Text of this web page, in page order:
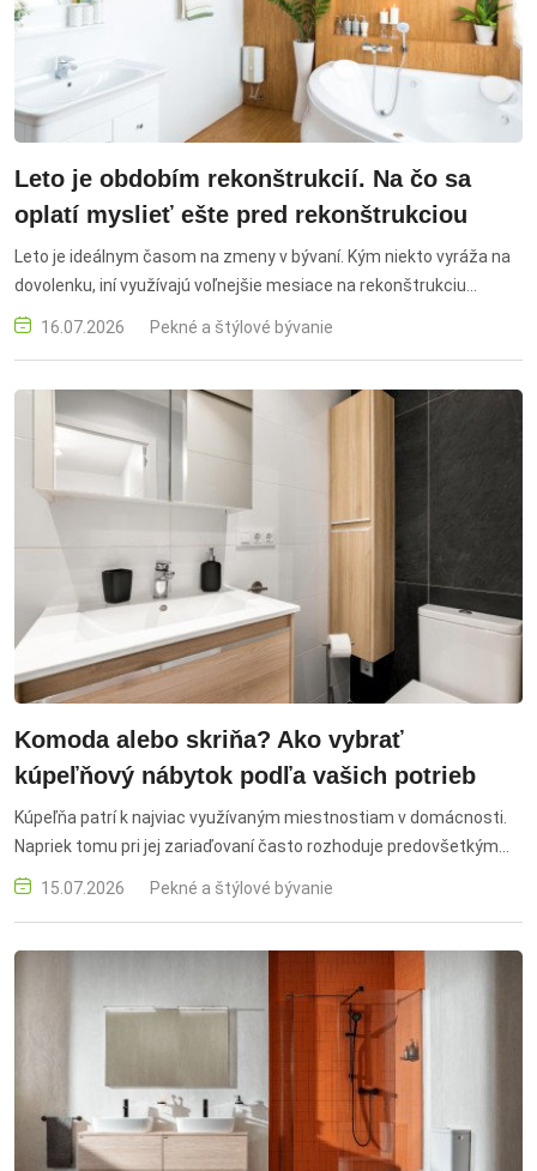
malom byte
Leto je obdobím rekonštrukcií. Na čo sa
oplatí myslieť ešte pred rekonštrukciou
Leto je ideálnym časom na zmeny v bývaní. Kým niekto vyráža na
dovolenku, iní využívajú voľnejšie mesiace na rekonštrukciu
domácnosti. A kúpeľňa patrí medzi priestory, pri ktorých sa oplatí
plánovať s rozvahou – veď ju používame každý deň.
16.07.2026 Pekné a štýlové bývanie
Komoda alebo skriňa? Ako vybrať
kúpeľňový nábytok podľa vašich potrieb
Kúpeľňa patrí k najviac využívaným miestnostiam v domácnosti.
Napriek tomu pri jej zariaďovaní často rozhoduje predovšetkým
vzhľad, zatiaľ čo na dostatok úložného priestoru sa myslí až vo
chvíli, keď začne chýbať miesto na uteráky, kozmetiku alebo
15.07.2026 Pekné a štýlové bývanie